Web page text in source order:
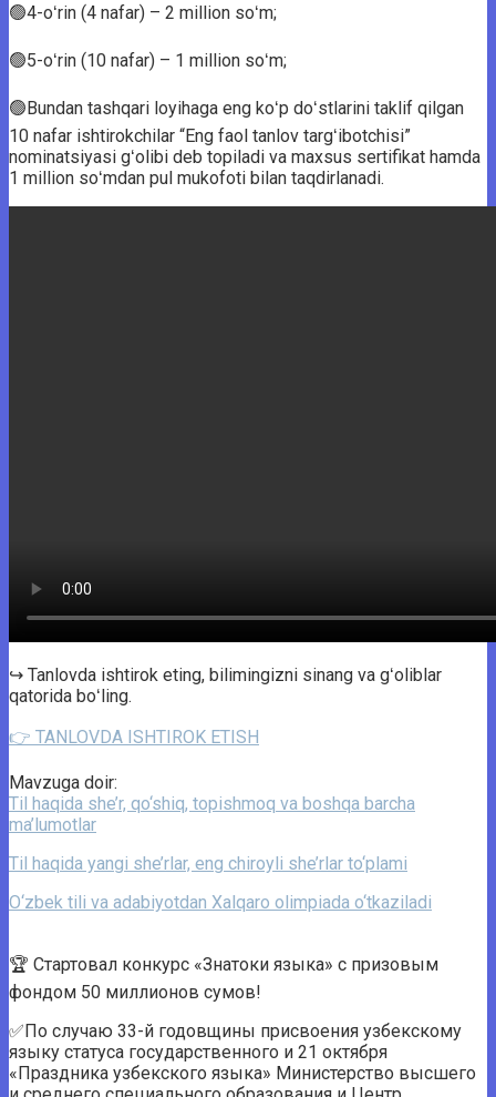
🟢4-oʻrin (4 nafar) – 2 million soʻm;
🟢5-oʻrin (10 nafar) – 1 million soʻm;
🟢Bundan tashqari loyihaga eng koʻp doʻstlarini taklif qilgan
10 nafar ishtirokchilar “Eng faol tanlov targʻibotchisi”
nominatsiyasi gʻolibi deb topiladi va maxsus sertifikat hamda
1 million soʻmdan pul mukofoti bilan taqdirlanadi.
↪️ Tanlovda ishtirok eting, bilimingizni sinang va gʻoliblar
qatorida boʻling.
👉 TANLOVDA ISHTIROK ETISH
Mavzuga doir:
Til haqida she’r, qo‘shiq, topishmoq va boshqa barcha
ma’lumotlar
Til haqida yangi she’rlar, eng chiroyli she’rlar to‘plami
O‘zbek tili va adabiyotdan Xalqaro olimpiada o‘tkaziladi
🏆 Стартовал конкурс «Знатоки языка» с призовым
фондом 50 миллионов сумов!
✅️По случаю 33-й годовщины присвоения узбекскому
языку статуса государственного и 21 октября
«Праздника узбекского языка» Министерство высшего